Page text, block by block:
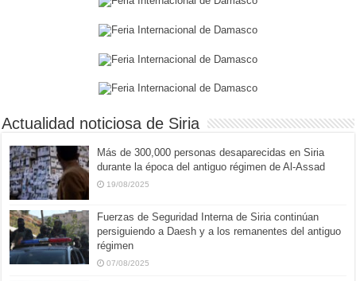
Actualidad noticiosa de Siria
Más de 300,000 personas desaparecidas en Siria
durante la época del antiguo régimen de Al-Assad
19/08/2025
Fuerzas de Seguridad Interna de Siria continúan
persiguiendo a Daesh y a los remanentes del antiguo
régimen
07/08/2025